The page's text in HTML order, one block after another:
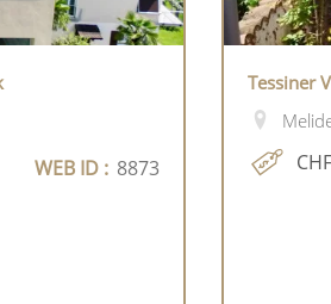
WEB ID : 8873
Tessiner